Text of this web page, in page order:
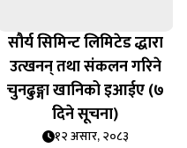
सौर्य सिमिन्ट लिमिटेड द्धारा
उत्खनन् तथा संकलन गरिने
चुनढुङ्गा खानिको इआईए (७
दिने सूचना)
१२ असार, २०८३